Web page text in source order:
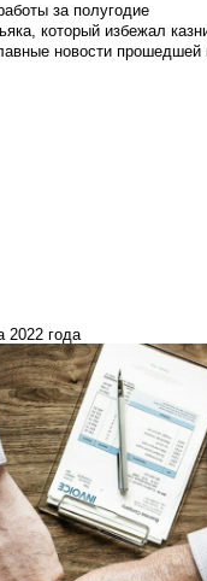
за полугодие
который избежал
новости прошедшей
2022 года